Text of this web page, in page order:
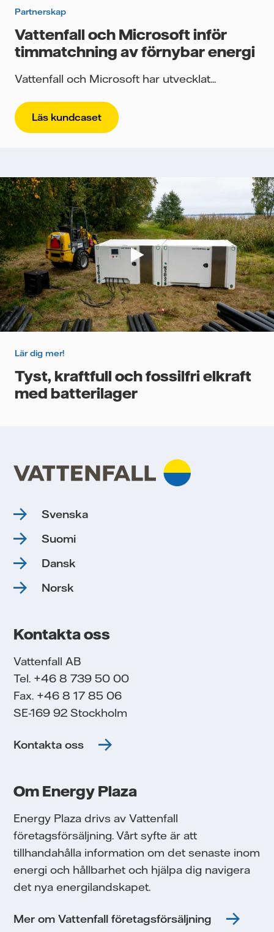
Partnerskap
Vattenfall och Microsoft inför
timmatchning av förnybar energi
Vattenfall och Microsoft har utvecklat...
Läs kundcaset
Lär dig mer!
Tyst, kraftfull och fossilfri elkraft
med batterilager
Svenska
Suomi
Dansk
Norsk
Kontakta oss
Vattenfall AB
Tel. +46 8 739 50 00
Fax. +46 8 17 85 06
SE-169 92 Stockholm
Kontakta oss
Om Energy Plaza
Energy Plaza drivs av Vattenfall
företagsförsäljning. Vårt syfte är att
tillhandahålla information om det senaste inom
energi och hållbarhet och hjälpa dig navigera
det nya energilandskapet.
Mer om Vattenfall företagsförsäljning